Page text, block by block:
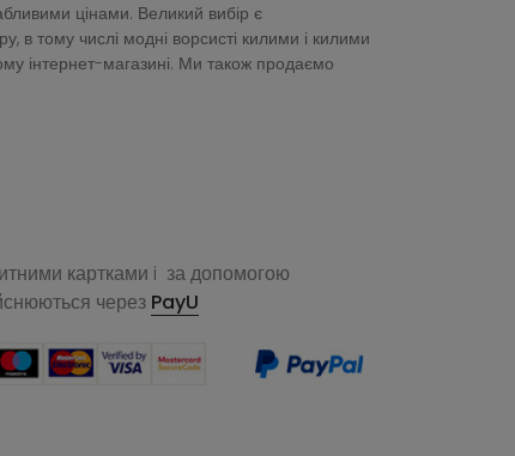
цінами. Великий вибір є
тому числі модні ворсисті килими і килими
інтернет-магазині. Ми також продаємо
картками i за допомогою
через PayU